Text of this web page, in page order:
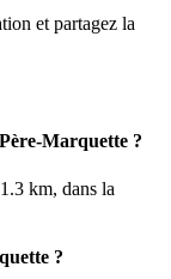
et partagez la
Marquette ?
km, dans la
?